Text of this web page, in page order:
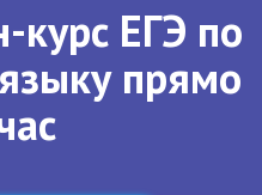
курс ЕГЭ по
прямо